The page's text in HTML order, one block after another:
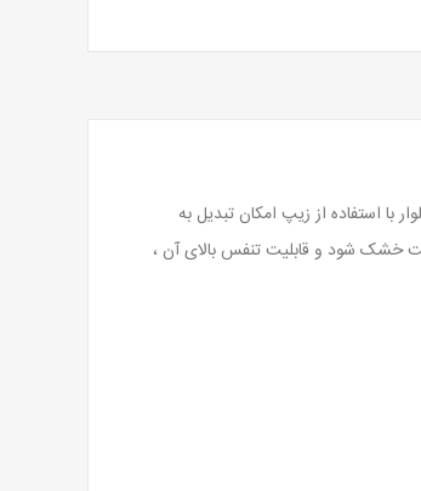
استفاده از زیپ امکان تبدیل به
و قادر است به سرعت خشک شود و قابلیت تنفس بالای آن ،